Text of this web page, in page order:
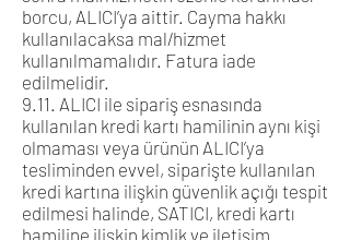
borcu, ALICI’ya aittir. Cayma hakkı
kullanılacaksa mal/hizmet
kullanılmamalıdır. Fatura iade
edilmelidir.
9.11. ALICI ile sipariş esnasında
kullanılan kredi kartı hamilinin aynı kişi
olmaması veya ürünün ALICI’ya
tesliminden evvel, siparişte kullanılan
kredi kartına ilişkin güvenlik açığı tespit
edilmesi halinde, SATICI, kredi kartı
hamiline ilişkin kimlik ve iletişim